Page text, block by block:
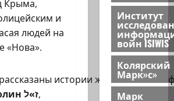
Крыма,
и
людей на
«Нова».
истории жертв резни на
ז»ל,
Институт
войн ISIWIS
Колярский
Марк»с»
Марк